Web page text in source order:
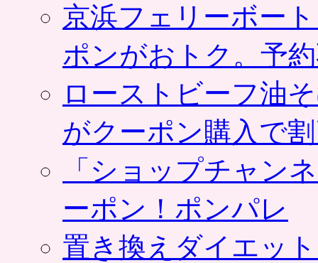
京浜フェリーボー
ポンがおトク。予
ローストビーフ油
がクーポン購入で
「ショップチャン
ーポン！ポンパレ
置き換えダイエッ